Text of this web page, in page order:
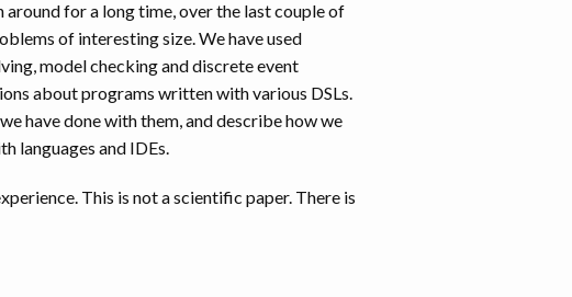
for a long time, over the last couple of
of interesting size. We have used
model checking and discrete event
about programs written with various DSLs.
have done with them, and describe how we
languages and IDEs.
This is not a scientific paper. There is